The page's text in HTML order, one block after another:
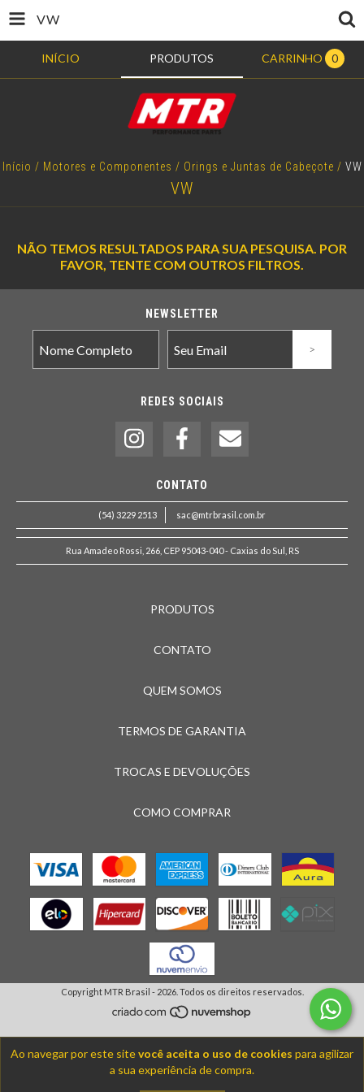
VW
INÍCIO PRODUTOS CARRINHO 0
Ao navegar por este sitevocê aceita o uso de cookies para agilizar
a sua experiência de compra.
Início / Motores e Componentes / Orings e Juntas de Cabeçote / VW
VW
NÃO TEMOS RESULTADOS PARA SUA PESQUISA. POR
FAVOR, TENTE COM OUTROS FILTROS.
NEWSLETTER
REDES SOCIAIS
CONTATO
(54) 3229 2513 sac@mtrbrasil.com.br
Rua Amadeo Rossi, 266, CEP 95043-040 - Caxias do Sul, RS
PRODUTOS
CONTATO
QUEM SOMOS
TERMOS DE GARANTIA
TROCAS E DEVOLUÇÕES
COMO COMPRAR
Copyright MTR Brasil - 2026. Todos os direitos reservados.